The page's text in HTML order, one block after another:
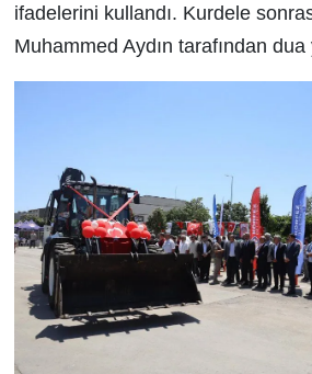
ifadelerini kullandı. Kurdele
Muhammed Aydın tarafından dua